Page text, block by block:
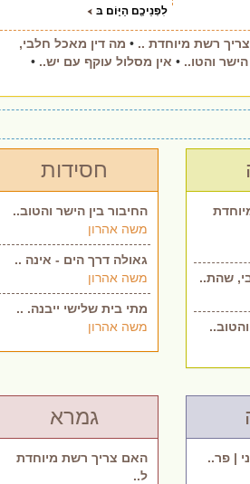
לִפְנֵיכֶ֖ם הַיּ֑וֹם בּ
רשת מיוחדת .. • מה דין מאכל חלבי,
הישר והטו.. • אין מסלול עוקף עם יש.. •
חסידות
החיבור בין הישר והטוב..
משה אהרון
גאולה דרך הים - אינה ..
משה אהרון
מתי בית שלישי ייבנה. ..
משה אהרון
שהת..
גמרא
האם צריך רשת מיוחדת
ל..
| פר..